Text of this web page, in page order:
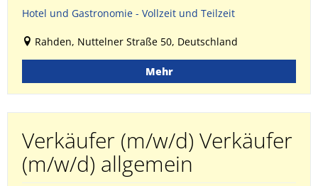
Hotel und Gastronomie - Vollzeit und Teilzeit
Rahden, Nuttelner Straße 50, Deutschland
Mehr
Verkäufer (m/w/d) Verkäufer
(m/w/d) allgemein